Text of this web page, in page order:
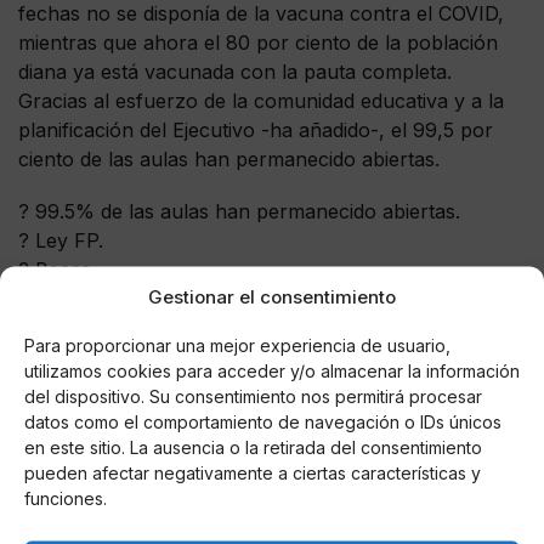
Gestionar el consentimiento
Para proporcionar una mejor experiencia de usuario,
utilizamos cookies para acceder y/o almacenar la información
del dispositivo. Su consentimiento nos permitirá procesar
datos como el comportamiento de navegación o IDs únicos
en este sitio. La ausencia o la retirada del consentimiento
pueden afectar negativamente a ciertas características y
funciones.
fechas no se disponía de la vacuna contra el COVID,
mientras que ahora el 80 por ciento de la población
diana ya está vacunada con la pauta completa.
Gracias al esfuerzo de la comunidad educativa y a la
planificación del Ejecutivo -ha añadido-, el 99,5 por
ciento de las aulas han permanecido abiertas.
? 99.5% de las aulas han permanecido abiertas.
? Ley FP.
? Becas.
educación pública de calidad. Actualizamos el sistema
educativo para otorgarles un futuro mejor.
???@sanchezcastejon #SesiónDeControl
pic.twitter.com/3cLSQmFxnr